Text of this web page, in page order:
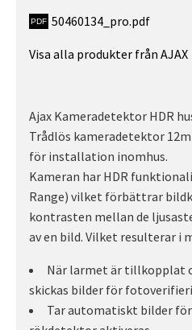
50460134_pro.pdf
Visa alla produkter från AJAX
Ajax Kameradetektor HDR
Trådlös kameradetektor
för installation inomhus.
Kameran har HDR
Range) vilket förbättrar
kontrasten mellan de
av en bild. Vilket resulterar i
När larmet är tillkopplat
skickas bilder för
Tar automatiskt bilder